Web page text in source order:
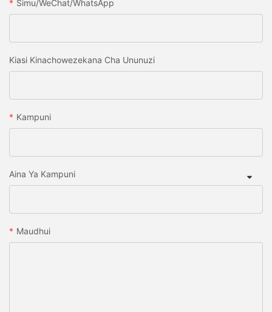
Simu/WeChat/WhatsApp
Kiasi Kinachowezekana Cha Ununuzi
Kampuni
Aina Ya Kampuni
Maudhui